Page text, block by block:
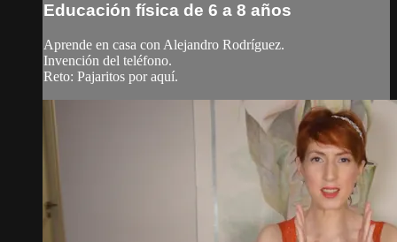
Educación física de 6 a 8 años
Aprende en casa con Alejandro Rodríguez.
Invención del teléfono.
Reto: Pajaritos por aquí.